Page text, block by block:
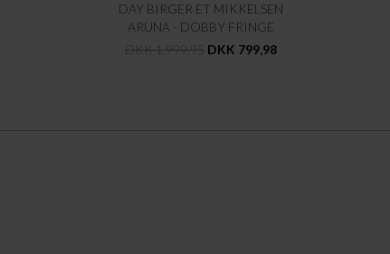
DAY BIRGER ET MIKKELSEN
ARUNA - DOBBY FRINGE
DKK 1.999,95 DKK 799,98